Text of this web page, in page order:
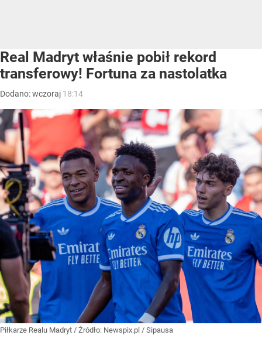
Real Madryt właśnie pobił rekord
transferowy! Fortuna za nastolatka
Dodano:wczoraj 18:14
Piłkarze Realu Madryt / Źródło: Newspix.pl / Sipausa